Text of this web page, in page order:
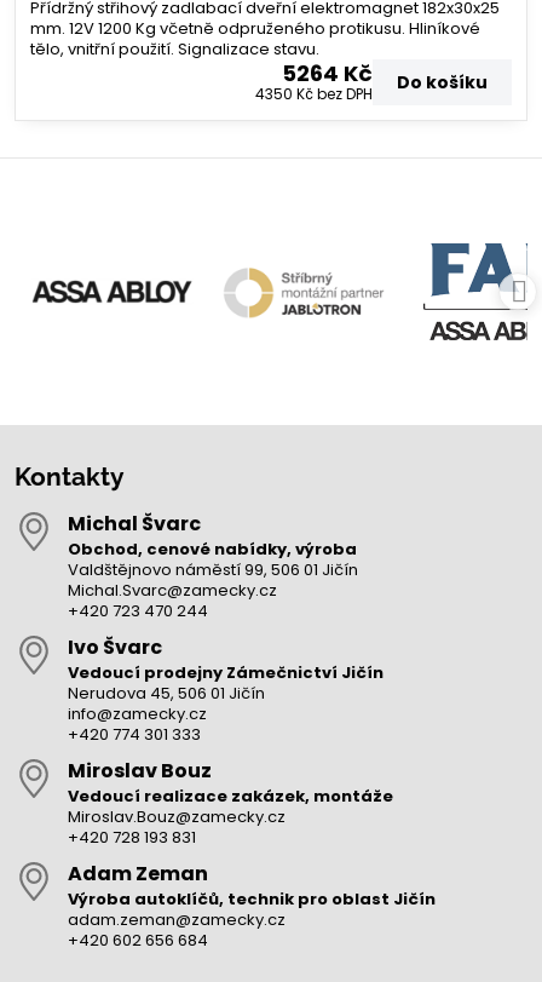
Přídržný střihový zadlabací dveřní elektromagnet 182x30x25
mm. 12V 1200 Kg včetně odpruženého protikusu. Hliníkové
tělo, vnitřní použití. Signalizace stavu.
5264 Kč
4350 Kčbez DPH Do košíku
Kontakty
Michal Švarc
Obchod, cenové nabídky, výroba
Valdštějnovo náměstí 99, 506 01 Jičín
Michal.Svarc@zamecky.cz
+420 723 470 244
Ivo Švarc
Vedoucí prodejny Zámečnictví Jičín
Nerudova 45, 506 01 Jičín
info@zamecky.cz
+420 774 301 333
Miroslav Bouz
Vedoucí realizace zakázek, montáže
Miroslav.Bouz@zamecky.cz
+420 728 193 831
Adam Zeman
Výroba autoklíčů, technik pro oblast Jičín
adam.zeman@zamecky.cz
+420 602 656 684